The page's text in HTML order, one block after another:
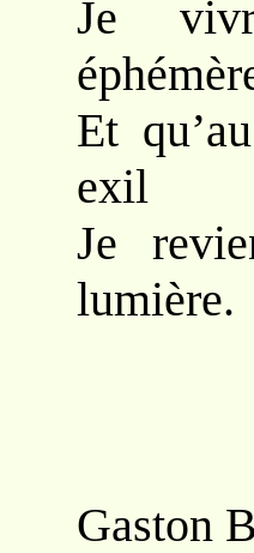
Je
Et
exil
Je
lumière.
Gaston